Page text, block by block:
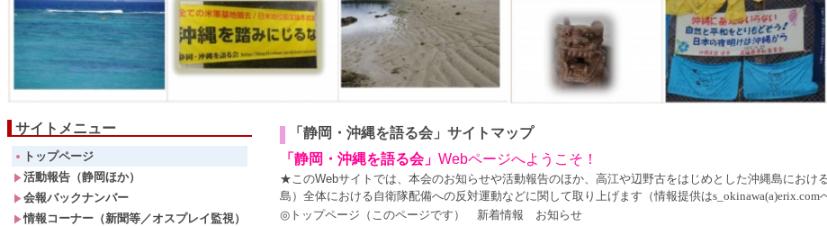
サイトメニュー
トップページ
活動報告（静岡ほか）
会報バックナンバー
情報コーナー（新聞等／オスプレイ監視）
「静岡・沖縄を語る会」サイトマップ
「静岡・沖縄を語る会」 Webページへようこそ！
★このWebサイトでは、本会のお知らせや活動報告のほか、高江や辺野古をはじめとした沖縄島におけ
島）全体における自衛隊配備への反対運動などに関して取り上げます（情報提供はs_okinawa(a)erix.com
◎ トップページ（このページです） 新着情報 お知らせ